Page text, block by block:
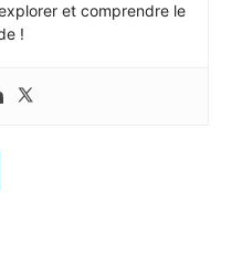
et comprendre le
!